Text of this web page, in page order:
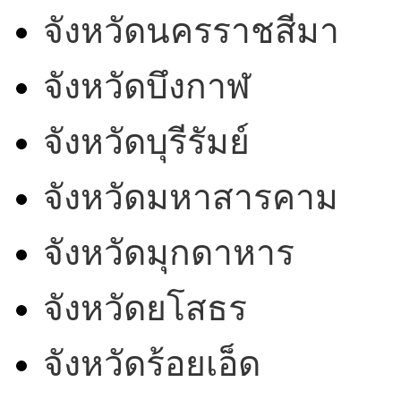
จังหวัดนครราชสีมา
จังหวัดบึงกาฬ
จังหวัดบุรีรัมย์
จังหวัดมหาสารคาม
จังหวัดมุกดาหาร
จังหวัดยโสธร
จังหวัดร้อยเอ็ด